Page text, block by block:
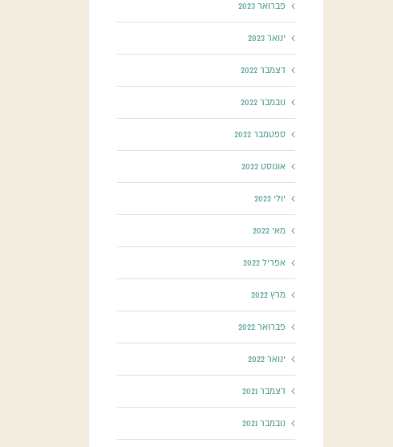
פברואר 2023
ינואר 2023
דצמבר 2022
נובמבר 2022
ספטמבר 2022
אוגוסט 2022
יולי 2022
מאי 2022
אפריל 2022
מרץ 2022
פברואר 2022
ינואר 2022
דצמבר 2021
נובמבר 2021